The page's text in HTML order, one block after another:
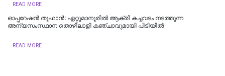
READ MORE
ഓപ്പറേഷൻ തൂഫാൻ: ഏറ്റുമാനൂരിൽ ആക്രി കച്ചവടം നടത്തുന്ന
അന്യസംസ്ഥാന തൊഴിലാളി കഞ്ചാവുമായി പിടിയിൽ
READ MORE